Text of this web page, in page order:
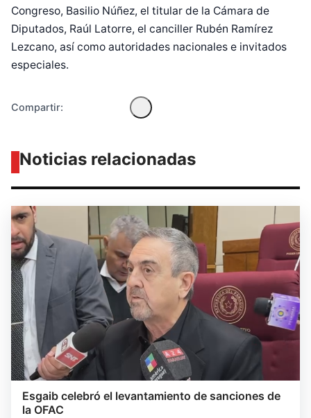
Congreso, Basilio Núñez, el titular de la Cámara de
Diputados, Raúl Latorre, el canciller Rubén Ramírez
Lezcano, así como autoridades nacionales e invitados
especiales.
Compartir:
Noticias relacionadas
Esgaib celebró el levantamiento de sanciones de
la OFAC